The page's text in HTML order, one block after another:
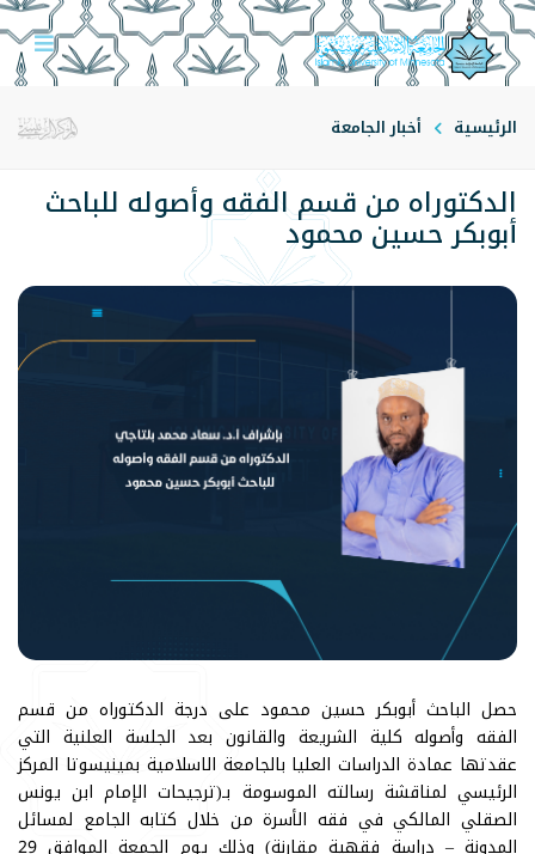
الرئيسية أخبار الجامعة
الدكتوراه من قسم الفقه وأصوله للباحث
أبوبكر حسين محمود
حصل الباحث أبوبكر حسين محمود على درجة الدكتوراه من قسم
الفقه وأصوله كلية الشريعة والقانون بعد الجلسة العلنية التي
عقدتها عمادة الدراسات العليا بالجامعة الاسلامية بمينيسوتا المركز
الرئيسي لمناقشة رسالته الموسومة بـ(ترجيحات الإمام ابن يونس
الصقلي المالكي في فقه الأسرة من خلال كتابه الجامع لمسائل